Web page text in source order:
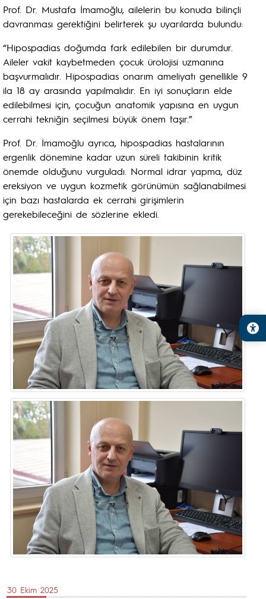
Prof. Dr. Mustafa İmamoğlu, ailelerin bu konuda bilinçli
davranması gerektiğini belirterek şu uyarılarda bulundu:
“Hipospadias doğumda fark edilebilen bir durumdur.
Aileler vakit kaybetmeden çocuk ürolojisi uzmanına
başvurmalıdır. Hipospadias onarım ameliyatı genellikle 9
ila 18 ay arasında yapılmalıdır. En iyi sonuçların elde
edilebilmesi için, çocuğun anatomik yapısına en uygun
cerrahi tekniğin seçilmesi büyük önem taşır.”
Prof. Dr. İmamoğlu ayrıca, hipospadias hastalarının
ergenlik dönemine kadar uzun süreli takibinin kritik
önemde olduğunu vurguladı. Normal idrar yapma, düz
ereksiyon ve uygun kozmetik görünümün sağlanabilmesi
için bazı hastalarda ek cerrahi girişimlerin
gerekebileceğini de sözlerine ekledi.
30 Ekim 2025